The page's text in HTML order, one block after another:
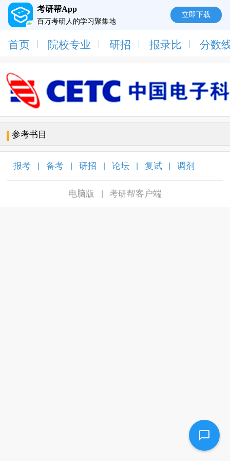
考研帮App
百万考研人的学习聚集地
立即下载
首页 院校专业 研招 报录比 分数
参考书目
报考 备考 研招 论坛 复试 调剂
电脑版 考研帮客户端